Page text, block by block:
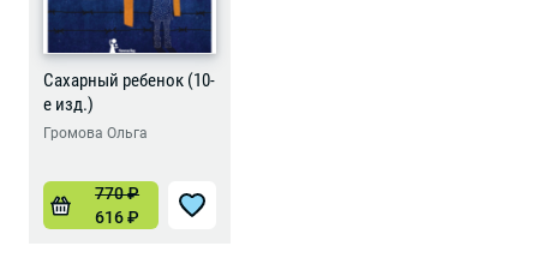
Сахарный ребенок (10-
е изд.)
Громова Ольга
770₽
616₽